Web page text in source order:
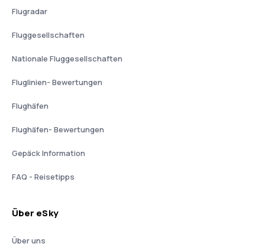
Flugradar
Fluggesellschaften
Nationale Fluggesellschaften
Fluglinien- Bewertungen
Flughäfen
Flughäfen- Bewertungen
Gepäck Information
FAQ - Reisetipps
Über eSky
Über uns